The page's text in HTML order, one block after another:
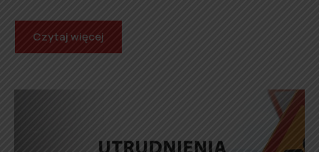
Czytaj więcej